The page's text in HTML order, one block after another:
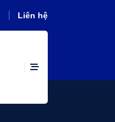
Liên hệ